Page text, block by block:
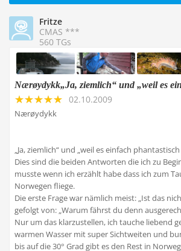
Fritze
CMAS ***
560 TGs
Nærøydykk„Ja, ziemlich“ und „weil es
02.10.2009
Nærøydykk
„Ja, ziemlich“ und „weil es einfach phantastisch
Dies sind die beiden Antworten die ich zu
musste wenn ich erzählt habe dass ich zum
Norwegen fliege.
Die erste Frage war nämlich meist: „Ist das
gefolgt von: „Warum fährst du denn
Nur um das klarzustellen, ich tauche liebend
warmen Wasser mit super Sichtweiten und
bis auf die 30° Grad gibt es den Rest in